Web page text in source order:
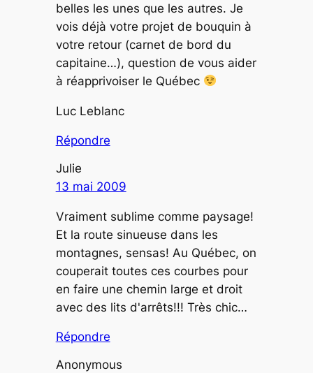
belles les unes que les autres. Je
vois déjà votre projet de bouquin à
votre retour (carnet de bord du
capitaine…), question de vous aider
à réapprivoiser le Québec
Luc Leblanc
Répondre
Julie
13 mai 2009
Vraiment sublime comme paysage!
Et la route sinueuse dans les
montagnes, sensas! Au Québec, on
couperait toutes ces courbes pour
en faire une chemin large et droit
avec des lits d'arrêts!!! Très chic…
Répondre
Anonymous